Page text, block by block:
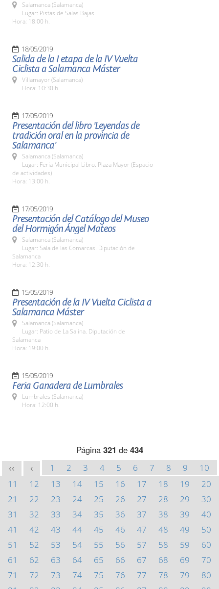
Salamanca (Salamanca)
Lugar: Pistas de Salas Bajas
Hora: 18:00 h.
18/05/2019
Salida de la I etapa de la IV Vuelta
Ciclista a Salamanca Máster
Villamayor (Salamanca)
Hora: 10:30 h.
17/05/2019
Presentación del libro 'Leyendas de
tradición oral en la provincia de
Salamanca'
Salamanca (Salamanca)
Lugar: Feria Municipal Libro. Plaza Mayor (Espacio
de actividades)
Hora: 13:00 h.
17/05/2019
Presentación del Catálogo del Museo
del Hormigón Ángel Mateos
Salamanca (Salamanca)
Lugar: Sala de las Comarcas. Diputación de
Salamanca
Hora: 12:30 h.
15/05/2019
Presentación de la IV Vuelta Ciclista a
Salamanca Máster
Salamanca (Salamanca)
Lugar: Patio de La Salina. Diputación de
Salamanca
Hora: 19:00 h.
15/05/2019
Feria Ganadera de Lumbrales
Lumbrales (Salamanca)
Hora: 12:00 h.
Página 321 de 434
<< < 1 2 3 4 5 6 7 8 9
10
11
12 13 14 15 16 17 18 19
20
21
22 23 24 25 26 27 28 29
30
31
32 33 34 35 36 37 38 39
40
41
42 43 44 45 46 47 48 49
50
51
52 53 54 55 56 57 58 59
60
61
62 63 64 65 66 67 68 69
70
71
72 73 74 75 76 77 78 79
80